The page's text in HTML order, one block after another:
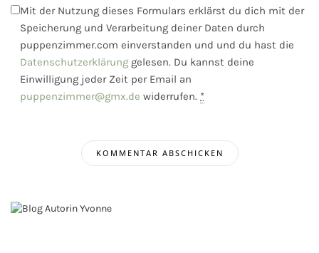
Mit der Nutzung dieses Formulars erklärst du dich mit der
Speicherung und Verarbeitung deiner Daten durch
puppenzimmer.com einverstanden und und du hast die
Datenschutzerklärung gelesen. Du kannst deine
Einwilligung jeder Zeit per Email an
puppenzimmer@gmx.de widerrufen. *